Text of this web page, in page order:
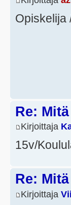
Opiskelija
Re:
Kirjoittaja
15v/
Re:
Kirjoittaja